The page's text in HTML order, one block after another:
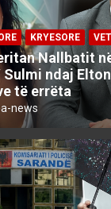
KRYESORE
Nallbatit
ndaj
të errëta
news